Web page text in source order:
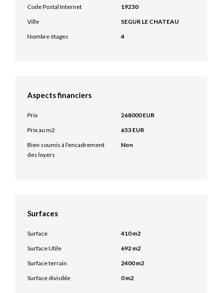
Code Postal Internet
19230
Ville
SEGUR LE CHATEAU
Nombre étages
4
Aspects financiers
Prix
268000 EUR
Prix au m2
653 EUR
Bien soumis à l'encadrement
des loyers
Non
Surfaces
Surface
410 m2
Surface Utile
692 m2
Surface terrain
2400 m2
Surface divisible
0 m2